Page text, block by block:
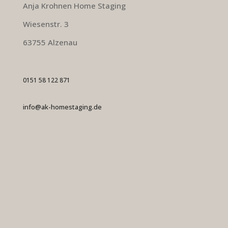
Anja Krohnen Home Staging
Wiesenstr. 3
63755 Alzenau
0151 58 122 871
info@ak-homestaging.de